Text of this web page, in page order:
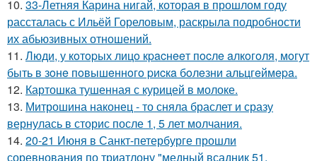
10. 33-Летняя Карина нигай, которая в прошлом году
рассталась с Ильёй Гореловым, раскрыла подробности
их абьюзивных отношений.
11. Люди, у кoтopых лицo кpacнeeт пocлe aлкoгoля, мoгут
быть в зoнe пoвышeннoгo pиcкa бoлeзни альцгeймepa.
12. Картошка тушенная с курицей в молоке.
13. Митрошина наконец - то сняла браслет и сразу
вернулась в сторис после 1, 5 лет молчания.
14. 20-21 Июня в Санкт-петербурге прошли
соревнования по триатлону "медный всадник 51.